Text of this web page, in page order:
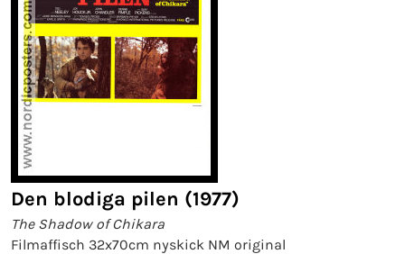
Den blodiga pilen (1977)
The Shadow of Chikara
Filmaffisch 32x70cm nyskick NM original